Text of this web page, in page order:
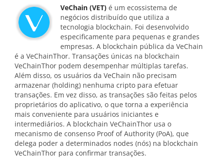
VeChain (VET) é um ecossistema de
negócios distribuído que utiliza a
tecnologia blockchain. Foi desenvolvido
especificamente para pequenas e grandes
empresas. A blockchain pública da VeChain
é a VeChainThor. Transações únicas na blockchain
VeChainThor podem desempenhar múltiplas tarefas.
Além disso, os usuários da VeChain não precisam
armazenar (holding) nenhuma cripto para efetuar
transações. Em vez disso, as transações são feitas pelos
proprietários do aplicativo, o que torna a experiência
mais conveniente para usuários iniciantes e
intermediários. A blockchain VeChainThor usa o
mecanismo de consenso Proof of Authority (PoA), que
delega poder a determinados nodes (nós) na blockchain
VeChainThor para confirmar transações.